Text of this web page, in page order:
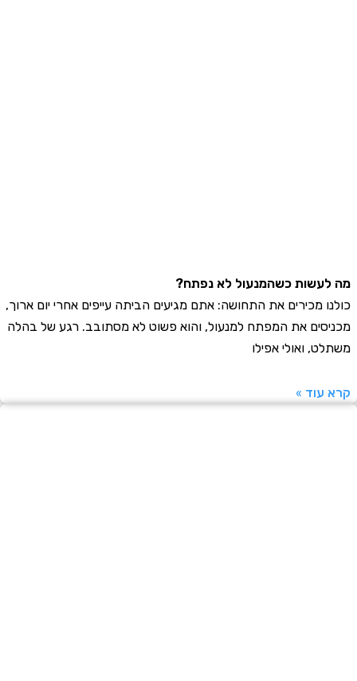
כשהמנעול לא נפתח?
מכירים את התחושה: אתם מגיעים הביתה עייפים אחרי יום ארוך,
את המפתח למנעול, והוא פשוט לא מסתובב. רגע של בהלה
ואולי אפילו
»